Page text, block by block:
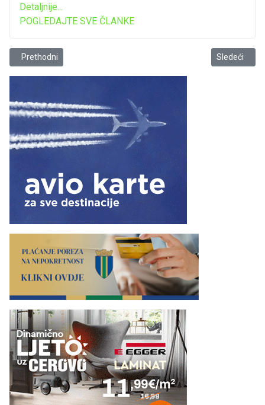
Detaljnije...
POGLEDAJTE SVE ČLANKE
Prethodni članak: Veselin Joketić ponovo imenovan za
Prethodni Sledeći
Sledeći